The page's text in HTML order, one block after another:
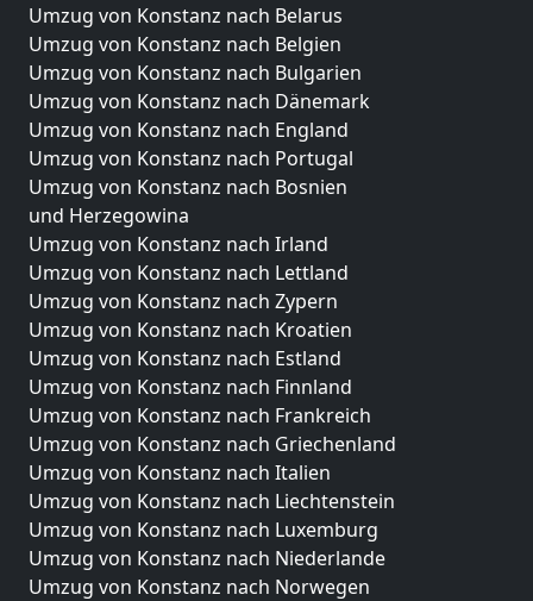
Umzug von Konstanz nach Belarus
Umzug von Konstanz nach Belgien
Umzug von Konstanz nach Bulgarien
Umzug von Konstanz nach Dänemark
Umzug von Konstanz nach England
Umzug von Konstanz nach Portugal
Umzug von Konstanz nach Bosnien
und Herzegowina
Umzug von Konstanz nach Irland
Umzug von Konstanz nach Lettland
Umzug von Konstanz nach Zypern
Umzug von Konstanz nach Kroatien
Umzug von Konstanz nach Estland
Umzug von Konstanz nach Finnland
Umzug von Konstanz nach Frankreich
Umzug von Konstanz nach Griechenland
Umzug von Konstanz nach Italien
Umzug von Konstanz nach Liechtenstein
Umzug von Konstanz nach Luxemburg
Umzug von Konstanz nach Niederlande
Umzug von Konstanz nach Norwegen